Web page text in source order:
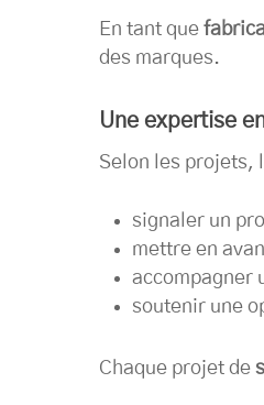
En tant que
des marques.
Une expertise
Selon les projets,
signaler un
mettre en
accompagner
soutenir une
Chaque projet de